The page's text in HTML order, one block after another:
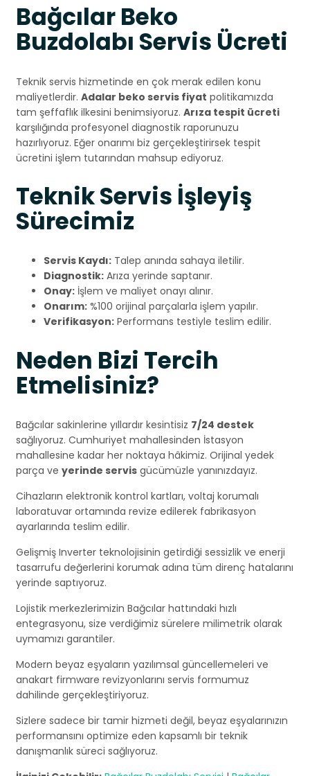
Bağcılar Beko
Buzdolabı Servis Ücreti
Teknik servis hizmetinde en çok merak edilen konu
maliyetlerdir. Adalar beko servis fiyat politikamızda
tam şeffaflık ilkesini benimsiyoruz. Arıza tespit ücreti
karşılığında profesyonel diagnostik raporunuzu
hazırlıyoruz. Eğer onarımı biz gerçekleştirirsek tespit
ücretini işlem tutarından mahsup ediyoruz.
Teknik Servis İşleyiş
Sürecimiz
Servis Kaydı: Talep anında sahaya iletilir.
Diagnostik: Arıza yerinde saptanır.
Onay: İşlem ve maliyet onayı alınır.
Onarım: %100 orijinal parçalarla işlem yapılır.
Verifikasyon: Performans testiyle teslim edilir.
Neden Bizi Tercih
Etmelisiniz?
Bağcılar sakinlerine yıllardır kesintisiz 7/24 destek
sağlıyoruz. Cumhuriyet mahallesinden İstasyon
mahallesine kadar her noktaya hâkimiz. Orijinal yedek
parça ve yerinde servis gücümüzle yanınızdayız.
Cihazların elektronik kontrol kartları, voltaj korumalı
laboratuvar ortamında revize edilerek fabrikasyon
ayarlarında teslim edilir.
Gelişmiş Inverter teknolojisinin getirdiği sessizlik ve enerji
tasarrufu değerlerini korumak adına tüm direnç hatalarını
yerinde saptıyoruz.
Lojistik merkezlerimizin Bağcılar hattındaki hızlı
entegrasyonu, size verdiğimiz sürelere milimetrik olarak
uymamızı garantiler.
Modern beyaz eşyaların yazılımsal güncellemeleri ve
anakart firmware revizyonlarını servis formumuz
dahilinde gerçekleştiriyoruz.
Sizlere sadece bir tamir hizmeti değil, beyaz eşyalarınızın
performansını optimize eden kapsamlı bir teknik
danışmanlık süreci sağlıyoruz.